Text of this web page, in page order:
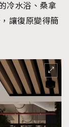
冷水浴、桑拿
讓復原變得簡